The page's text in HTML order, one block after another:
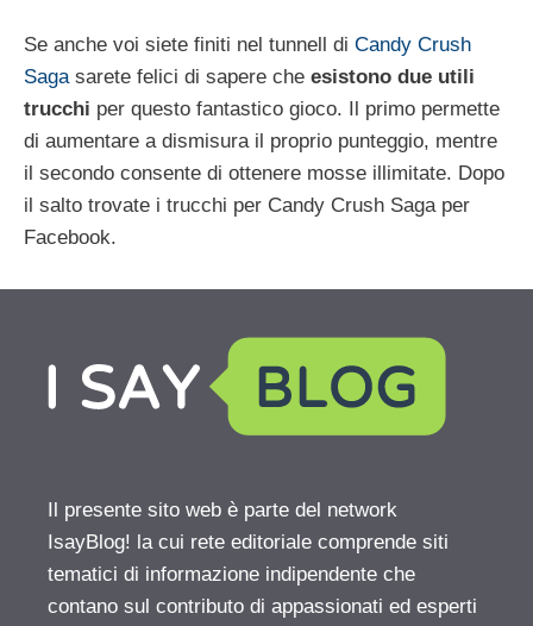
Se anche voi siete finiti nel tunnell di Candy Crush
Sagasarete felici di sapere che esistono due utili
trucchi per questo fantastico gioco. Il primo permette
di aumentare a dismisura il proprio punteggio, mentre
il secondo consente di ottenere mosse illimitate. Dopo
il salto trovate i trucchi per Candy Crush Saga per
Facebook.
Il presente sito web è parte del network
IsayBlog! la cui rete editoriale comprende siti
tematici di informazione indipendente che
contano sul contributo di appassionati ed esperti